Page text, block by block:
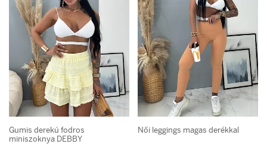
Gumis derekú fodros
miniszoknya DEBBY
Női leggings magas derékkal